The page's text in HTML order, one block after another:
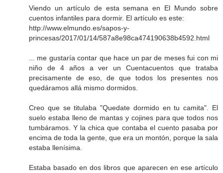
Viendo un artículo de esta semana en El Mundo sobre
cuentos infantiles para dormir. El artículo es este:
http://www.elmundo.es/sapos-y-
princesas/2017/01/14/587a8e98ca474190638b4592.html
... me gustaría contar que hace un par de meses fui con mi
niño de 4 años a ver un Cuentacuentos que trataba
precisamente de eso, de que todos los presentes nos
quedáramos allá mismo dormidos.
Creo que se titulaba "Quedate dormido en tu camita". El
suelo estaba lleno de mantas y cojines para que todos nos
tumbáramos. Y la chica que contaba el cuento pasaba por
encima de toda la gente, que era un montón, porque la sala
estaba llenísima.
Estaba basado en dos libros que aparecen en ese artículo